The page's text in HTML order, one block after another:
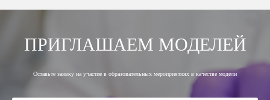
ПРИГЛАШАЕМ МОДЕЛЕЙ
Оставьте заявку на участие в образовательных мероприятиях в качестве модели